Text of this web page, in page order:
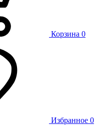
Корзина 0
Избранное 0